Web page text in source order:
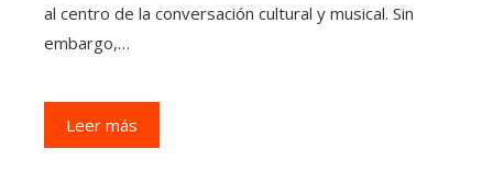
al centro de la conversación cultural y musical. Sin
embargo,…
Leer más